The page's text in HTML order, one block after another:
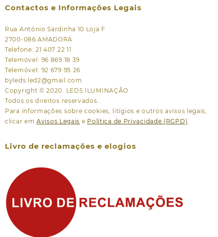
Contactos e Informações Legais
Rua António Sardinha 10 Loja F
2700-086 AMADORA
Telefone: 21 407 22 11
Telemóvel: 96 869 18 39
Telemóvel: 92 679 95 26
byleds.led2@gmail.com
Copyright © 2020. LEDS ILUMINAÇÃO
Todos os direitos reservados.
Para informações sobre cookies, litígios e outros avisos legais,
clicar em Avisos Legais e Política de Privacidade (RGPD)
Livro de reclamações e elogios